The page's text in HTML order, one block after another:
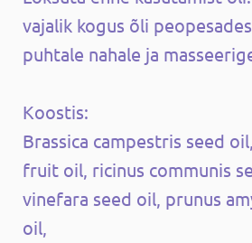
vajalik kogus õli
puhtale nahale ja
Koostis:
Brassica campestris seed
fruit oil, ricinus communis
vinefara seed oil, prunus
oil,